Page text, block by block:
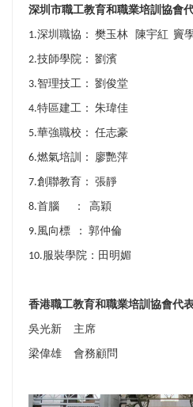
深圳市職工教育和職業培訓協會
1.深圳職協： 樊玉林 陳宇紅 竇
2.技師學院： 劉濱
3.智理技工： 劉俊堂
4.特區建工： 朱瑋佳
5.華強職校： 任志豪
6.燃氣培訓： 廖艷萍
7.創聯教育： 張靜
8.首腦 ： 高穎
9.風向標 ： 郭仲倫
10.服裝學院：田明媚
香港職工教育和職業培訓協會代
吳光新 主席
梁偉雄 會務顧問